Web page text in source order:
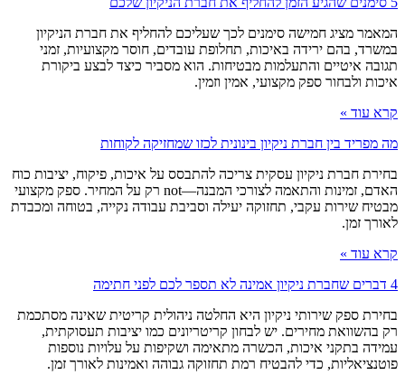
המאמר מציג חמישה סימנים לכך שעליכם להחליף את חברת הניקיון
במשרד, בהם ירידה באיכות, תחלופת עובדים, חוסר מקצועיות, זמני
תגובה איטיים והתעלמות מבטיחות. הוא מסביר כיצד לבצע ביקורת
איכות ולבחור ספק מקצועי, אמין וזמין.
קרא עוד »
מה מפריד בין חברת ניקיון בינונית לכזו שמחזיקה לקוחות
בחירת חברת ניקיון עסקית צריכה להתבסס על איכות, פיקוח, יציבות כוח
האדם, זמינות והתאמה לצורכי המבנה—not רק על המחיר. ספק מקצועי
מבטיח שירות עקבי, תחזוקה יעילה וסביבת עבודה נקייה, בטוחה ומכבדת
לאורך זמן.
קרא עוד »
4 דברים שחברת ניקיון אמינה לא תספר לכם לפני חתימה
בחירת ספק שירותי ניקיון היא החלטה ניהולית קריטית שאינה מסתכמת
רק בהשוואת מחירים. יש לבחון קריטריונים כמו יציבות תעסוקתית,
עמידה בתקני איכות, הכשרה מתאימה ושקיפות על עלויות נוספות
פוטנציאליות, כדי להבטיח רמת תחזוקה גבוהה ואמינות לאורך זמן.